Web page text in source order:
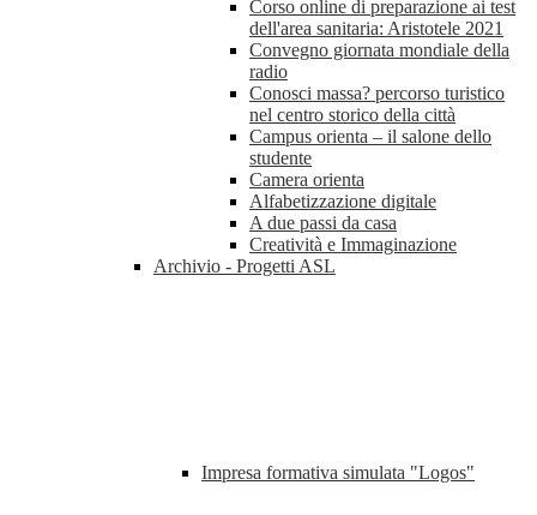
Corso online di preparazione ai test
dell'area sanitaria: Aristotele 2021
Convegno giornata mondiale della
radio
Conosci massa? percorso turistico
nel centro storico della città
Campus orienta – il salone dello
studente
Camera orienta
Alfabetizzazione digitale
A due passi da casa
Creatività e Immaginazione
Archivio - Progetti ASL
Impresa formativa simulata "Logos"